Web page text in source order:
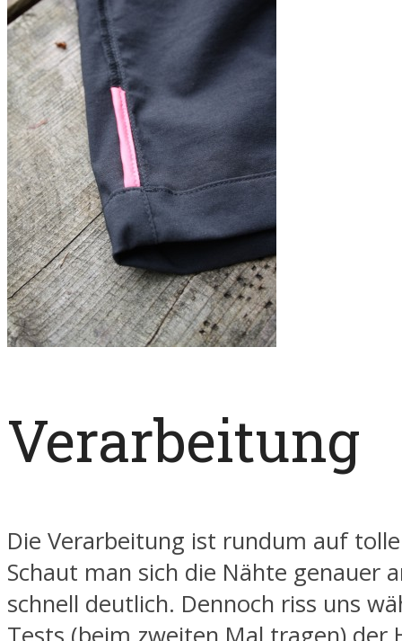
Verarbeitung
Die Verarbeitung ist rundum auf
Schaut man sich die Nähte genauer
schnell deutlich. Dennoch riss uns